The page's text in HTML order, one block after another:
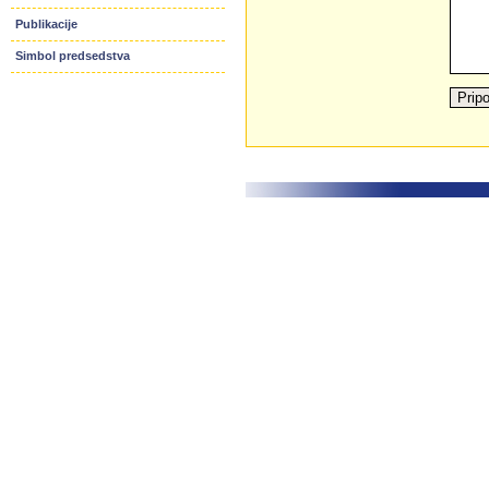
Publikacije
Simbol predsedstva